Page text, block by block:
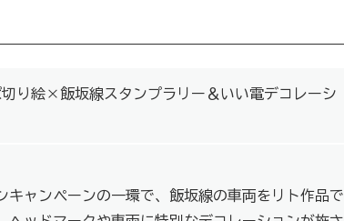
切り絵×飯坂線スタンプラリー＆いい電デコレーシ
キャンペーンの一環で、飯坂線の車両をリト作品で